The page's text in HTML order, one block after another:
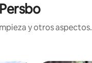
y otros aspectos.